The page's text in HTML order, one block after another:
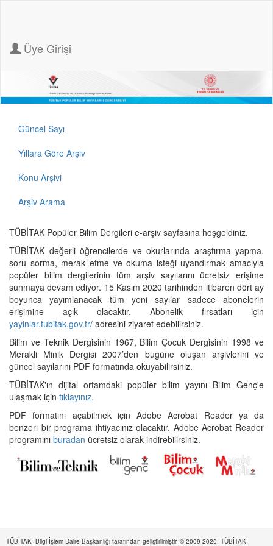
Üye Girişi
Güncel Sayı
Yıllara Göre Arşiv
Konu Arşivi
Arşiv Arama
TÜBİTAK Popüler Bilim Dergileri e-arşiv sayfasına hoşgeldiniz.
TÜBİTAK değerli öğrencilerde ve okurlarında araştırma yapma,
soru sorma, merak etme ve okuma isteği uyandırmak amacıyla
popüler bilim dergilerinin tüm arşiv sayılarını ücretsiz erişime
sunmaya devam ediyor. 15 Kasım 2020 tarihinden itibaren dört ay
boyunca yayımlanacak tüm yeni sayılar sadece abonelerin
erişimine açık olacaktır. Abonelik fırsatları için
yayinlar.tubitak.gov.tr/ adresini ziyaret edebilirsiniz.
Bilim ve Teknik Dergisinin 1967, Bilim Çocuk Dergisinin 1998 ve
Merakli Minik Dergisi 2007’den bugüne oluşan arşivlerini ve
güncel sayılarını PDF formatında okuyabilirsiniz.
TÜBİTAK'ın dijital ortamdaki popüler bilim yayını Bilim Genç'e
ulaşmak için tıklayınız.
PDF formatını açabilmek için Adobe Acrobat Reader ya da
benzeri bir programa ihtiyacınız olacaktır. Adobe Acrobat Reader
programını buradan ücretsiz olarak indirebilirsiniz.
TÜBİTAK- Bilgi İşlem Daire Başkanlığı tarafından geliştirilmiştir. © 2009-2020, TÜBİTAK